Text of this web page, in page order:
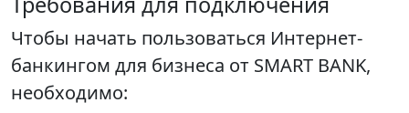
Чтобы начать пользоваться Интернет-
банкингом для бизнеса от SMART BANK,
необходимо: